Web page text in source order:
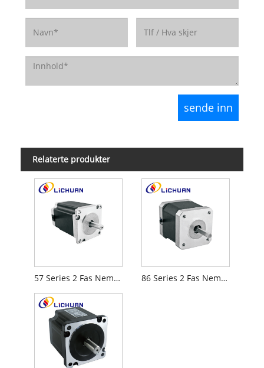
Relaterte produkter
57 Series 2 Fas Nema 23 Hybrid Stepper Motor 86 Series 2 Fas Nema 24 Hybrid Stepper Motor